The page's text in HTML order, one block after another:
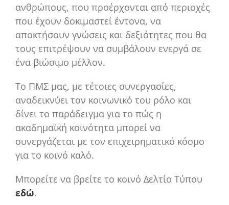
ανθρώπους, που προέρχονται από περιοχές
που έχουν δοκιμαστεί έντονα, να
αποκτήσουν γνώσεις και δεξιότητες που θα
τους επιτρέψουν να συμβάλουν ενεργά σε
ένα βιώσιμο μέλλον.
Το ΠΜΣ μας, με τέτοιες συνεργασίες,
αναδεικνύει τον κοινωνικό του ρόλο και
δίνει το παράδειγμα για το πώς η
ακαδημαϊκή κοινότητα μπορεί να
συνεργάζεται με τον επιχειρηματικό κόσμο
για το κοινό καλό.
Μπορείτε να βρείτε το κοινό Δελτίο Τύπου
εδώ.